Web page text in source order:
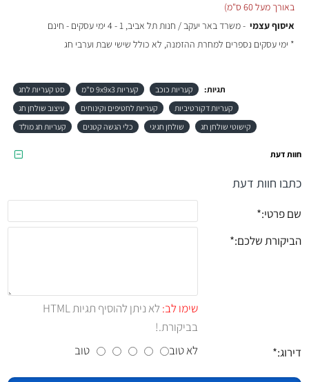
באורך מעל 60 ס"מ)
איסוף עצמי - משרד באר יעקב / חנות תל אביב, 1 - 4 ימי עסקים - חינם
* ימי עסקים נספרים למחרת ההזמנה, לא כולל שישי שבת וערבי חג
תגיות: קעריות כוכב קעריות 9x9x3 ס"מ
סט קעריות לחג
קעריות דקורטיביות
קעריות לחטיפים וקינוחים
עיצוב שולחן חג
קישוטי שולחן חג
שולחן חגיגי כלי הגשה קטנים קעריות חג מולד
חוות דעת
כתבו חוות דעת
שם פרטי:
הביקורת שלכם:
שימו לב:
לא ניתן להוסיף תגיות HTML
בביקורת.!
דירוג:
לא טוב טוב